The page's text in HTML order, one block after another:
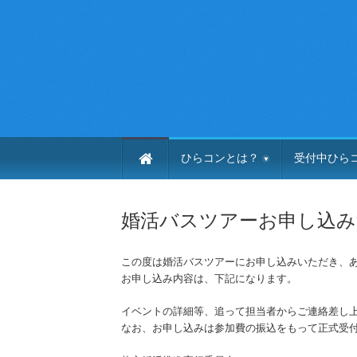
ひらコンとは？ 受付中ひら
婚活バスツアーお申し込
この度は婚活バスツアーにお申し込みいただき、
お申し込み内容は、下記になります。
イベントの詳細等、追って担当者からご連絡差し
なお、お申し込みは参加費の振込をもって正式受